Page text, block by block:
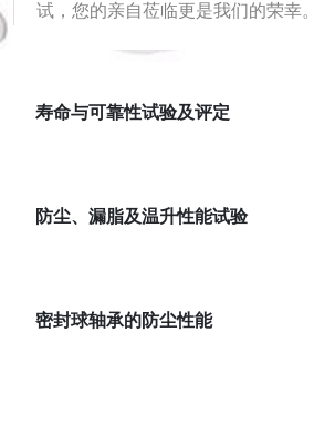
试，您的亲自莅临更是我们的荣幸。
寿命与可靠性试验及评定
防尘、漏脂及温升性能试验
密封球轴承的防尘性能